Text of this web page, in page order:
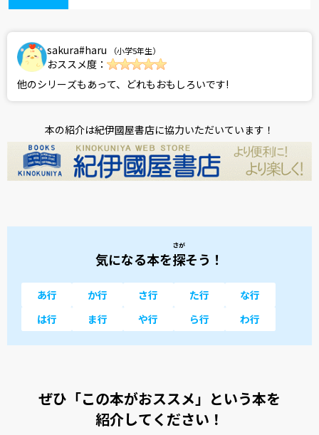
sakura#haru （小学5年生）
おススメ度：
他のシリーズもあって、どれもおもしろいです!
本の紹介は紀伊國屋書店に協力いただいています！
気になる本を探
さが
そう！
あ行 か行 さ行 た行
な行
は行
ま行 や行 ら行 わ行
ぜひ「この本がおススメ」という本を
紹介してください！